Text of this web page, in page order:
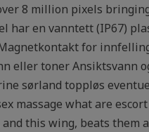
8 million pixels
har en vanntett (IP67)
for
eller toner Ansiktsvann
sørland toppløs
massage what are
and this wing, beats them